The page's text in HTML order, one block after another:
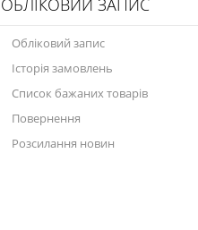
Обліковий запис
Історія замовлень
Список бажаних товарів
Повернення
Розсилання новин